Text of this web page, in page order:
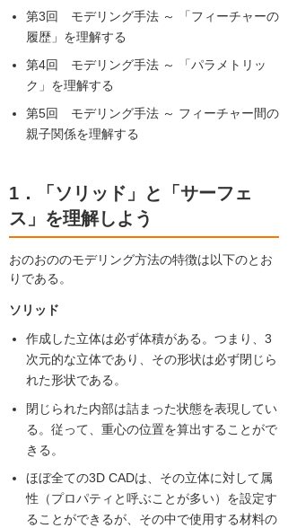
第3回 モデリング手法 ～ 「フィーチャーの
履歴」を理解する
第4回 モデリング手法 ～ 「パラメトリッ
ク」を理解する
第5回 モデリング手法 ～ フィーチャー間の
親子関係を理解する
1．「ソリッド」と「サーフェ
ス」を理解しよう
おのおののモデリング方法の特徴は以下のとお
りである。
ソリッド
作成した立体は必ず体積がある。つまり、3
次元的な立体であり、その形状は必ず閉じら
れた形状である。
閉じられた内部は詰まった状態を表現してい
る。従って、重心の位置を算出することがで
きる。
ほぼ全ての3D CADは、その立体に対して属
性（プロパティと呼ぶことが多い）を設定す
ることができるが、その中で使用する材料の